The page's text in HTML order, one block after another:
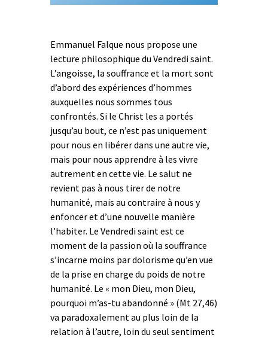
Emmanuel Falque nous propose une
lecture philosophique du Vendredi saint.
L’angoisse, la souffrance et la mort sont
d’abord des expériences d’hommes
auxquelles nous sommes tous
confrontés. Si le Christ les a portés
jusqu’au bout, ce n’est pas uniquement
pour nous en libérer dans une autre vie,
mais pour nous apprendre à les vivre
autrement en cette vie. Le salut ne
revient pas à nous tirer de notre
humanité, mais au contraire à nous y
enfoncer et d’une nouvelle manière
l’habiter. Le Vendredi saint est ce
moment de la passion où la souffrance
s’incarne moins par dolorisme qu’en vue
de la prise en charge du poids de notre
humanité. Le « mon Dieu, mon Dieu,
pourquoi m’as-tu abandonné » (Mt 27,46)
va paradoxalement au plus loin de la
relation à l’autre, loin du seul sentiment